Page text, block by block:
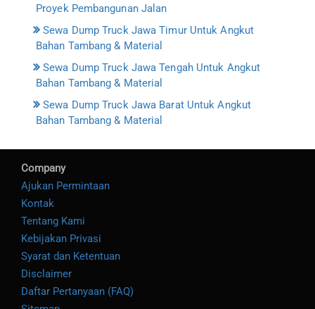
Proyek Pembangunan Jalan
Sewa Dump Truck Jawa Timur Untuk Angkut
Bahan Tambang & Material
Sewa Dump Truck Jawa Tengah Untuk Angkut
Bahan Tambang & Material
Sewa Dump Truck Jawa Barat Untuk Angkut
Bahan Tambang & Material
Company
Ajukan Permintaan
Kontak
Tentang Kami
Kebijakan Privasi
Syarat dan Ketentuan
Disclaimer
Daftar Pertanyaan (FAQ)